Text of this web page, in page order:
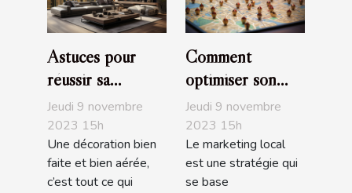
Astuces pour
réussir sa
décoration
d'intérieur
Jeudi 9 novembre
2023 15h
Une décoration bien
faite et bien aérée,
c’est tout ce qui
Comment
optimiser son
marketing local ?
Jeudi 9 novembre
2023 15h
Le marketing local
est une stratégie qui
se base